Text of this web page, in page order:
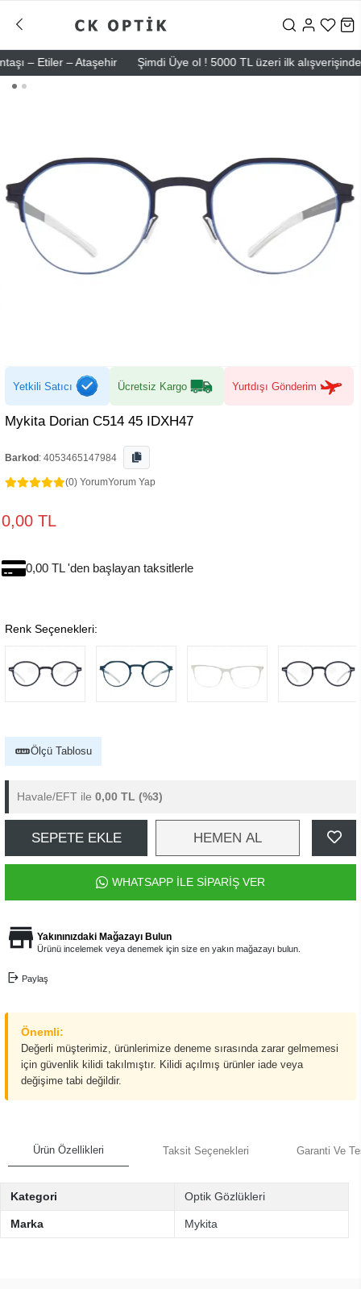
– Etiler – Ataşehir Şimdi Üye ol ! 5000 TL üzeri ilk alışverişinde
Yetkili Satıcı Ücretsiz Kargo Yurtdışı Gönderim
Mykita Dorian C514 45 IDXH47
Barkod : 4053465147984
(0) YorumYorum Yap
0,00 TL
0,00 TL 'den başlayan taksitlerle
Renk Seçenekleri:
Ölçü Tablosu
Havale/EFT ile 0,00 TL (%3)
SEPETE EKLE HEMEN AL
WHATSAPP İLE SİPARİŞ VER
Yakınınızdaki Mağazayı Bulun
Ürünü incelemek veya denemek için size en yakın mağazayı bulun.
Paylaş
Önemli:
Değerli müşterimiz, ürünlerimize deneme sırasında zarar gelmemesi
için güvenlik kilidi takılmıştır. Kilidi açılmış ürünler iade veya
değişime tabi değildir.
Ürün Özellikleri Taksit Seçenekleri Garanti Ve
Kategori Optik Gözlükleri
Marka Mykita